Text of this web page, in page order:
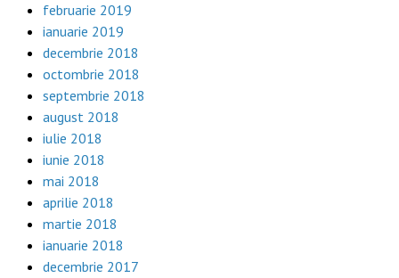
februarie 2019
ianuarie 2019
decembrie 2018
octombrie 2018
septembrie 2018
august 2018
iulie 2018
iunie 2018
mai 2018
aprilie 2018
martie 2018
ianuarie 2018
decembrie 2017